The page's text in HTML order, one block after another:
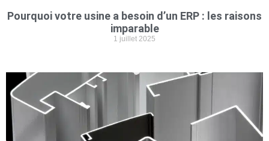
Pourquoi votre usine a besoin d’un ERP : les raisons
imparable
1 juillet 2025